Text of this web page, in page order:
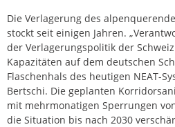
Die Verlagerung des
stockt seit einigen Jahren.
der Verlagerungspolitik der
Kapazitäten auf dem deutschen
Flaschenhals des heutigen NEAT-
Bertschi. Die geplanten
mit mehrmonatigen Sperrungen
die Situation bis nach 2030